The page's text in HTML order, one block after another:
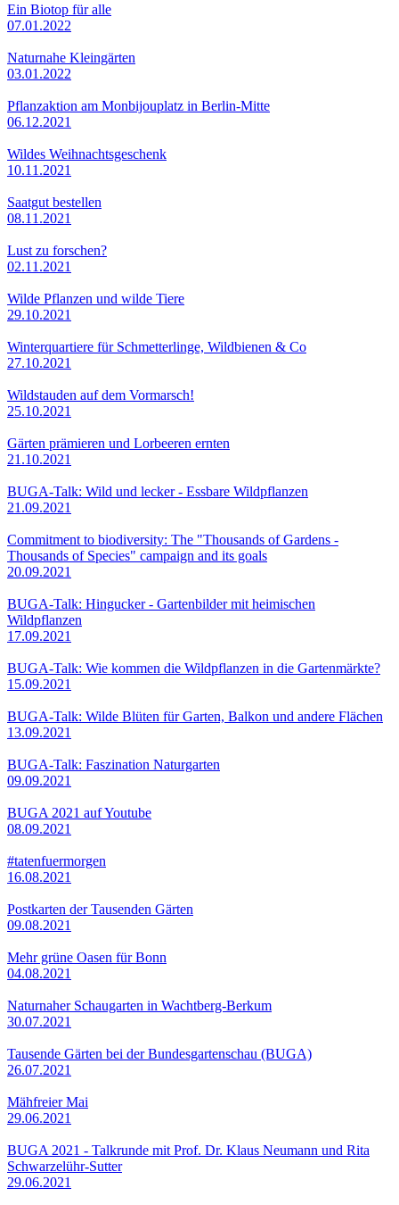
Ein Biotop für alle
07.01.2022
Naturnahe Kleingärten
03.01.2022
Pflanzaktion am Monbijouplatz in Berlin-Mitte
06.12.2021
Wildes Weihnachtsgeschenk
10.11.2021
Saatgut bestellen
08.11.2021
Lust zu forschen?
02.11.2021
Wilde Pflanzen und wilde Tiere
29.10.2021
Winterquartiere für Schmetterlinge, Wildbienen & Co
27.10.2021
Wildstauden auf dem Vormarsch!
25.10.2021
Gärten prämieren und Lorbeeren ernten
21.10.2021
BUGA-Talk: Wild und lecker - Essbare Wildpflanzen
21.09.2021
Commitment to biodiversity: The "Thousands of Gardens -
Thousands of Species" campaign and its goals
20.09.2021
BUGA-Talk: Hingucker - Gartenbilder mit heimischen
Wildpflanzen
17.09.2021
BUGA-Talk: Wie kommen die Wildpflanzen in die Gartenmärkte?
15.09.2021
BUGA-Talk: Wilde Blüten für Garten, Balkon und andere Flächen
13.09.2021
BUGA-Talk: Faszination Naturgarten
09.09.2021
BUGA 2021 auf Youtube
08.09.2021
#tatenfuermorgen
16.08.2021
Postkarten der Tausenden Gärten
09.08.2021
Mehr grüne Oasen für Bonn
04.08.2021
Naturnaher Schaugarten in Wachtberg-Berkum
30.07.2021
Tausende Gärten bei der Bundesgartenschau (BUGA)
26.07.2021
Mähfreier Mai
29.06.2021
BUGA 2021 - Talkrunde mit Prof. Dr. Klaus Neumann und Rita
Schwarzelühr-Sutter
29.06.2021